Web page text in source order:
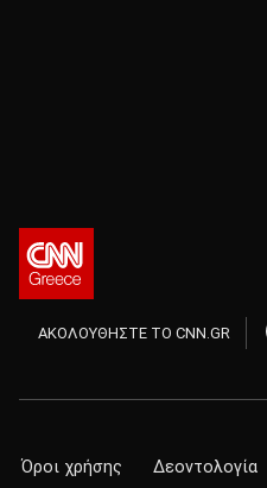
ΑΚΟΛΟΥΘΗΣΤΕ ΤΟ CNN.GR
Όροι χρήσης Δεοντολογία